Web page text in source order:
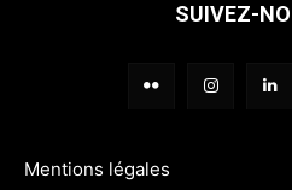
SUIVEZ-
Mentions légales